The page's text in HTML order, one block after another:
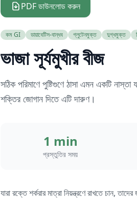
PDF ডাউনলোড করুন
কম GI ডায়াবেটিস-বান্ধব গ্লুটেনমুক্ত দুগ্ধমুক্ত
ভাজা সূর্যমুখীর বীজ
সঠিক পরিমাণে পুষ্টিগুণে ঠাসা এমন একটি
শক্তির জোগান দিতে এটি দারুণ।
1 min
প্রস্তুতির সময়
যারা রক্তে শর্করার মাত্রা নিয়ন্ত্রণে রাখতে চান,